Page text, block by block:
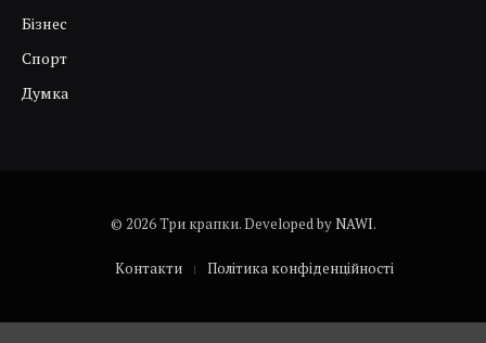
Бізнес
Спорт
Думка
© 2026 Три крапки. Developed by NAWI.
Контакти Політика конфіденційності